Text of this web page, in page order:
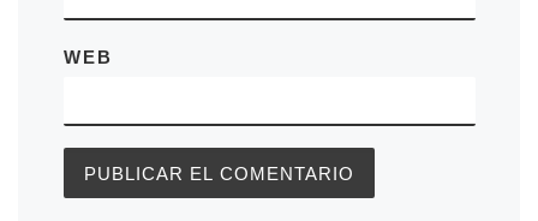
WEB